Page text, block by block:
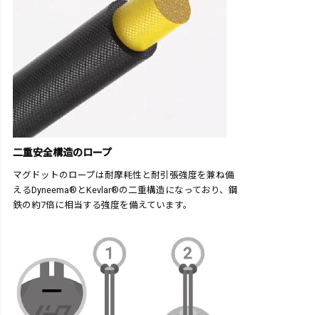
二重安全構造のロープ
マグドットのロープは耐摩耗性と耐引張強度を兼ね備
えるDyneema®とKevlar®の二重構造になっており、鋼
鉄の約7倍に相当する強度を備えています。